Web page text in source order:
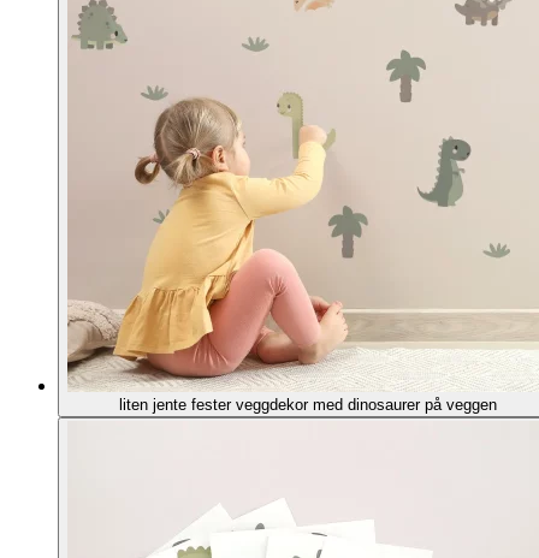
liten jente fester veggdekor med dinosaurer på veggen